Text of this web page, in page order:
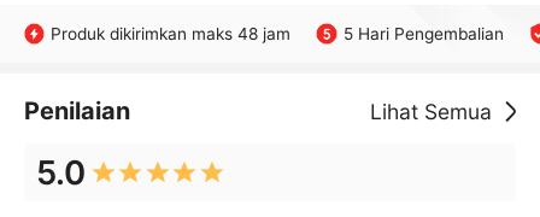
Produk dikirimkan maks 48 jam 5 Hari Pengembalian
Penilaian Lihat Semua
5.0